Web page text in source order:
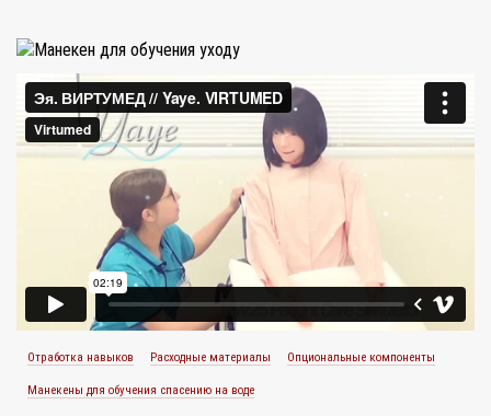
Отработка навыков Расходные материалы Опциональные компоненты
Манекены для обучения спасению на воде